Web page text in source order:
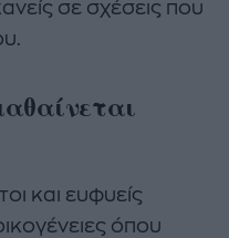
σε σχέσεις που
και ευφυείς
όπου